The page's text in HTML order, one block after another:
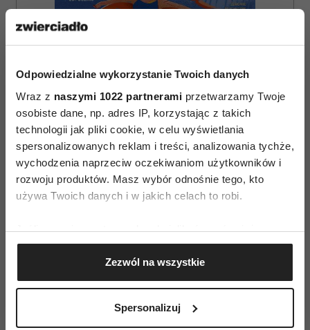
Odpowiedzialne wykorzystanie Twoich danych
Wraz z naszymi 1022 partnerami przetwarzamy Twoje
osobiste dane, np. adres IP, korzystając z takich
technologii jak pliki cookie, w celu wyświetlania
spersonalizowanych reklam i treści, analizowania tychże,
wychodzenia naprzeciw oczekiwaniom użytkowników i
rozwoju produktów. Masz wybór odnośnie tego, kto
używa Twoich danych i w jakich celach to robi.
Jeśli wyrazisz na to zgodę, chcielibyśmy również:
Gromadzić dane dotyczące Twojej lokalizacji
geograficznej z dokładnością nawet do kilku metrów
Identyfikować Twoje urządzenie, aktywnie
(fingerprinting, czyli wirtualny odcisk palca)
Zezwól na wszystkie
Spersonalizuj
ZAMÓW
WYDANIE DRUKOWANE